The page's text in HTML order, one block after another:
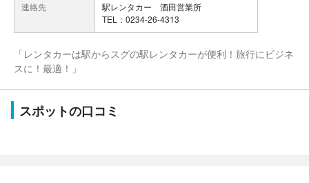
連絡先
駅レンタカー 酒田営業所
TEL：0234-26-4313
「レンタカーは駅からスグの駅レンタカーが便利！旅行にビジネ
スに！最適！」
スポットの口コミ